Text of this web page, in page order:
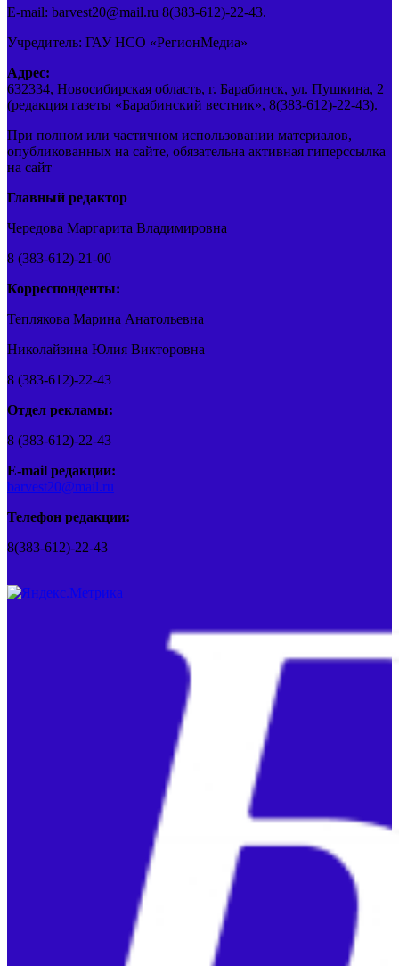
E-mail: barvest20@mail.ru 8(383-612)-22-43.
Учредитель: ГАУ НСО «РегионМедиа»
Адрес:
632334, Новосибирская область, г. Барабинск, ул. Пушкина, 2
(редакция газеты «Барабинский вестник», 8(383-612)-22-43).
При полном или частичном использовании материалов,
опубликованных на сайте, обязательна активная гиперссылка
на сайт
Главный редактор
Чередова Маргарита Владимировна
8 (383-612)-21-00
Корреспонденты:
Теплякова Марина Анатольевна
Николайзина Юлия Викторовна
8 (383-612)-22-43
Отдел рекламы:
8 (383-612)-22-43
E-mail редакции:
barvest20@mail.ru
Телефон редакции:
8(383-612)-22-43